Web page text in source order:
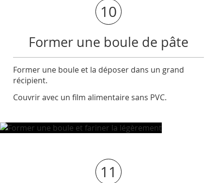
10
Former une boule de pâte
Former une boule et la déposer dans un grand
récipient.
Couvrir avec un film alimentaire sans PVC.
11